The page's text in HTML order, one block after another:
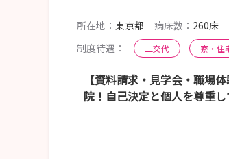
所在地： 東京都 病床数： 260床
制度待遇：
二交代 寮・住
【資料請求・見学会・職場
院！自己決定と個人を尊重し